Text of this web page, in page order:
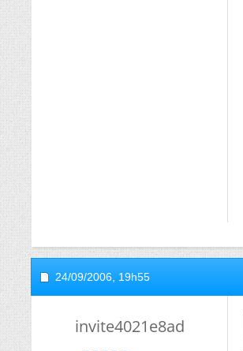
24/09/2006, 19h55
invite4021e8ad